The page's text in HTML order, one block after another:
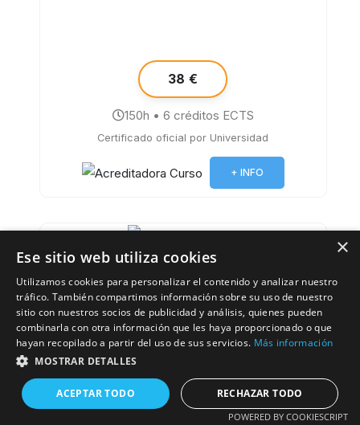
38 €
150h • 6 créditos ECTS
Certificado oficial por Universidad
+ INFO
5⭐
Derechos digitales y protección de datos
×
Ese sitio web utiliza cookies
Utilizamos cookies para personalizar el contenido y analizar nuestro
tráfico. También compartimos información sobre su uso de nuestro
sitio con nuestros socios de publicidad y análisis, quienes pueden
combinarla con otra información que les haya proporcionado o que
hayan recopilado a partir del uso de sus servicios. Más información
MOSTRAR DETALLES
ACEPTAR TODO RECHAZAR TODO
POWERED BY COOKIESCRIPT